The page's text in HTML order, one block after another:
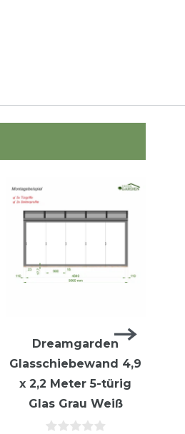
Dreamgarden
Glasschiebewand 4,9
x 2,2 Meter 5-türig
Glas Grau Weiß